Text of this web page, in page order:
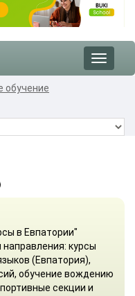
Toggle
обучение
в Евпатории"
курсы
(Евпатория),
обучение вождению
секции и